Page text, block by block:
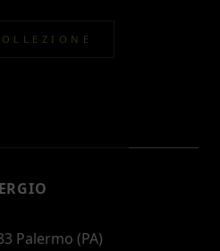
Palermo (PA)